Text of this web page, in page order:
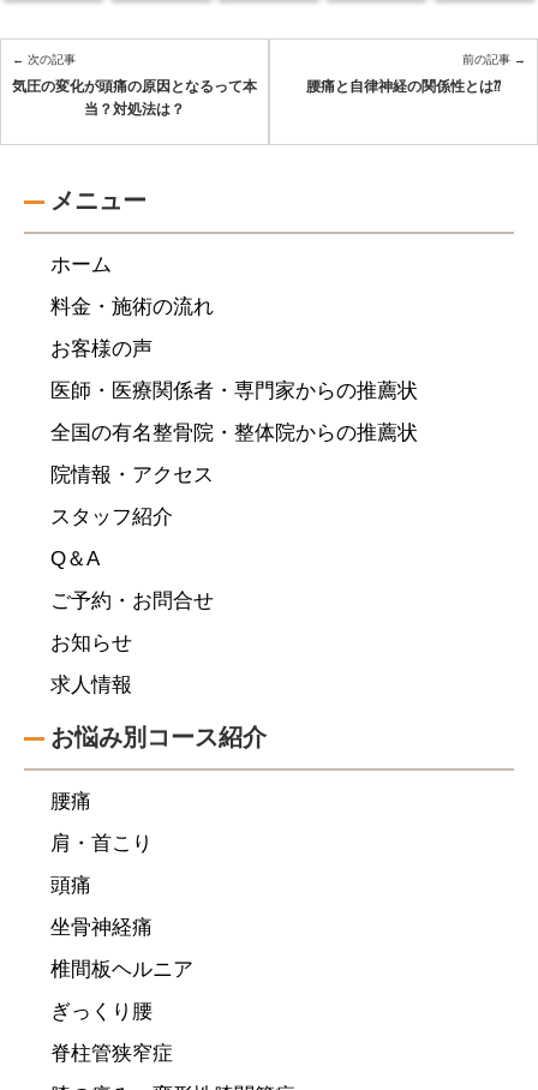
← 次の記事
気圧の変化が頭痛の原因となるって本
当？対処法は？
前の記事 →
腰痛と自律神経の関係性とは⁇
メニュー
ホーム
料金・施術の流れ
お客様の声
医師・医療関係者・専門家からの推薦状
全国の有名整骨院・整体院からの推薦状
院情報・アクセス
スタッフ紹介
Q＆A
ご予約・お問合せ
お知らせ
求人情報
お悩み別コース紹介
腰痛
肩・首こり
頭痛
坐骨神経痛
椎間板ヘルニア
ぎっくり腰
脊柱管狭窄症